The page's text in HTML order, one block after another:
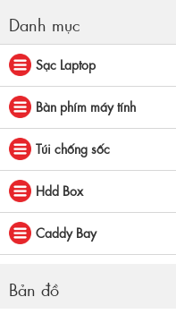
Danh mục
Sạc Laptop
Bàn phím máy tính
Túi chống sốc
Hdd Box
Caddy Bay
Bản đồ